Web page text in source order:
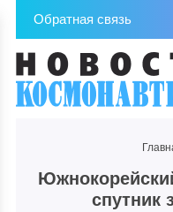
Обратная связь